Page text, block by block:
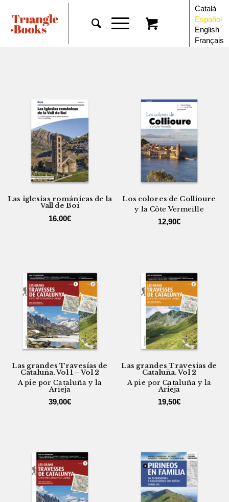
Català
Español
English
Français
Las iglesias románicas de la
Vall de Boí
16,00€
Los colores de Collioure
y la Côte Vermeille
12,90€
Las grandes Travesías de
Cataluña. Vol 1 – Vol 2
A pie por Cataluña y la
Arieja
39,00€
Las grandes Travesías de
Cataluña. Vol 2
A pie por Cataluña y la
Arieja
19,50€